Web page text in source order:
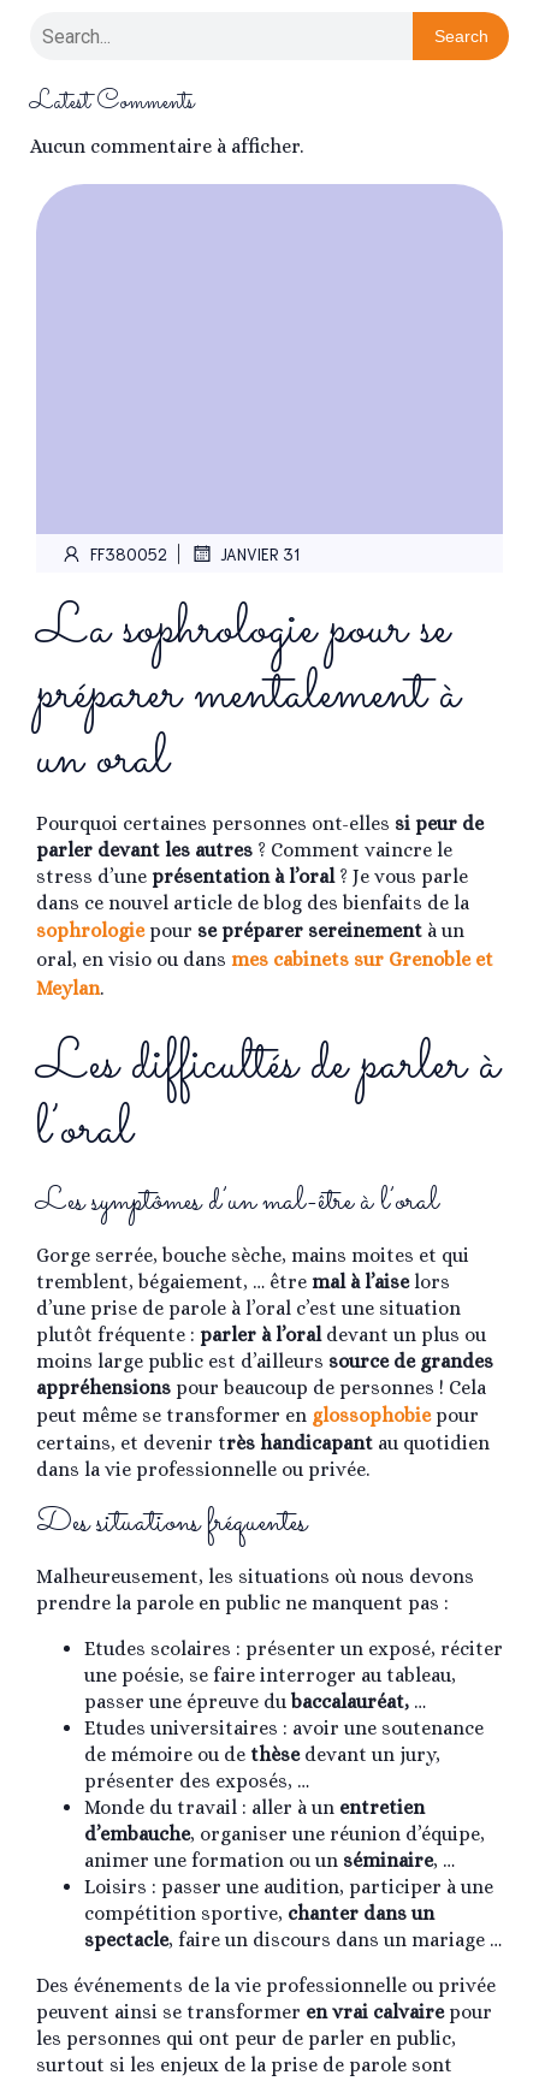
Search
Latest Comments
Aucun commentaire à afficher.
FF380052 | JANVIER 31
La sophrologie pour se
préparer mentalement à
un oral
Pourquoi certaines personnes ont-elles si peur de
parler devant les autres ? Comment vaincre le
stress d’une présentation à l’oral? Je vous parle
dans ce nouvel article de blog des bienfaits de la
sophrologiepour se préparer sereinement à un
oral, en visio ou dans mes cabinets sur Grenoble et
Meylan.
Les difficultés de parler à
l’oral
Les symptômes d’un mal-être à l’oral
Gorge serrée, bouche sèche, mains moites et qui
tremblent, bégaiement, … être mal à l’aiselors
d’une prise de parole à l’oral c’est une situation
plutôt fréquente : parler à l’oraldevant un plus ou
moins large public est d’ailleurs source de grandes
appréhensions pour beaucoup de personnes ! Cela
peut même se transformer en glossophobiepour
certains, et devenir très handicapant au quotidien
dans la vie professionnelle ou privée.
Des situations fréquentes
Malheureusement, les situations où nous devons
prendre la parole en public ne manquent pas :
Etudes scolaires : présenter un exposé, réciter
une poésie, se faire interroger au tableau,
passer une épreuve du baccalauréat, …
Etudes universitaires : avoir une soutenance
de mémoire ou de thèsedevant un jury,
présenter des exposés, …
Monde du travail : aller à un entretien
d’embauche, organiser une réunion d’équipe,
animer une formation ou un séminaire, …
Loisirs : passer une audition, participer à une
compétition sportive, chanter dans un
spectacle, faire un discours dans un mariage …
Des événements de la vie professionnelle ou privée
peuvent ainsi se transformer en vrai calvairepour
les personnes qui ont peur de parler en public,
surtout si les enjeux de la prise de parole sont